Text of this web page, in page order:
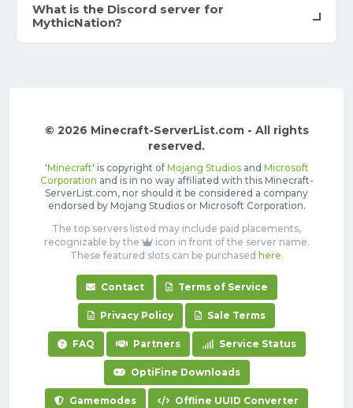
What is the Discord server for
MythicNation?
© 2026 Minecraft-ServerList.com - All rights
reserved.
'Minecraft' is copyright of Mojang Studiosand Microsoft
Corporation and is in no way affiliated with this Minecraft-
ServerList.com, nor should it be considered a company
endorsed by Mojang Studios or Microsoft Corporation.
The top servers listed may include paid placements,
recognizable by the
icon in front of the server name.
These featured slots can be purchased here.
Contact Terms of Service
Privacy Policy Sale Terms
FAQ Partners Service Status
OptiFine Downloads
Gamemodes Offline UUID Converter